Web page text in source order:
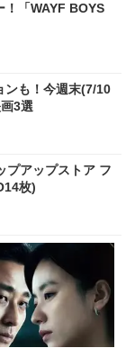
！「WAYF BOYS
ンも！今週末(7/10
3選
プアップストア フ
枚)